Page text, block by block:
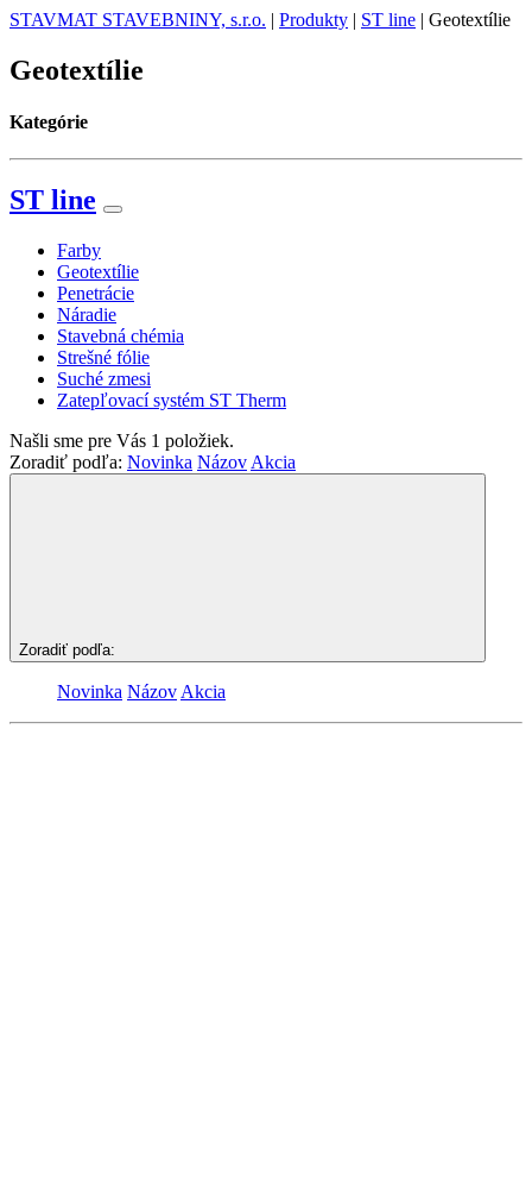
STAVMAT STAVEBNINY, s.r.o. | Produkty | ST line | Geotextílie
Geotextílie
Kategórie
ST line
Farby
Geotextílie
Penetrácie
Náradie
Stavebná chémia
Strešné fólie
Suché zmesi
Zatepľovací systém ST Therm
Našli sme pre Vás 1 položiek.
Zoradiť podľa: Novinka Názov Akcia
Zoradiť podľa:
Novinka Názov Akcia